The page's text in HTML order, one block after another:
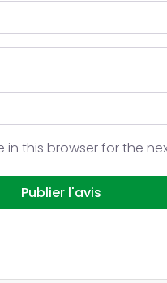
in this browser for the